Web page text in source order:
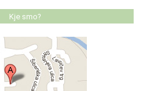
Kje smo?